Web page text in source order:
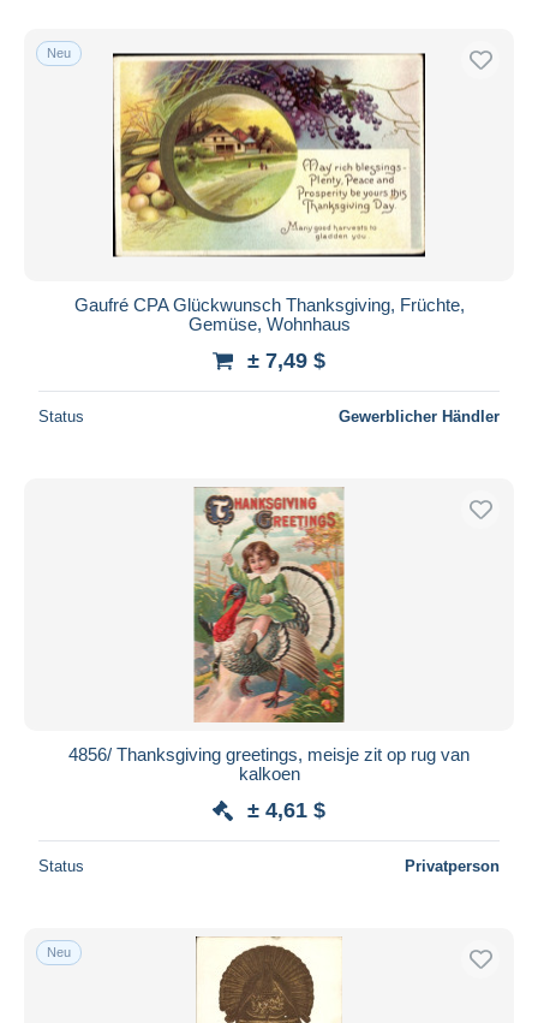
Neu
Gaufré CPA Glückwunsch Thanksgiving, Früchte,
Gemüse, Wohnhaus
± 7,49 $
Status Gewerblicher Händler
4856/ Thanksgiving greetings, meisje zit op rug van
kalkoen
± 4,61 $
Status Privatperson
Neu